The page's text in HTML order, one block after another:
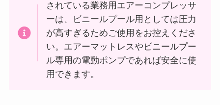
されている業務用エアーコンプレッサ
ーは、ビニールプール用としては圧力
が高すぎるためご使用をお控えくださ
い。エアーマットレスやビニールプー
ル専用の電動ポンプであれば安全に使
用できます。